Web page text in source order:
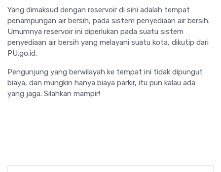
Yang dimaksud dengan reservoir di sini adalah tempat
penampungan air bersih, pada sistem penyediaan air bersih.
Umumnya reservoir ini diperlukan pada suatu sistem
penyediaan air bersih yang melayani suatu kota, dikutip dari
PU.go.id.
Pengunjung yang berwilayah ke tempat ini tidak dipungut
biaya, dan mungkin hanya biaya parkir, itu pun kalau ada
yang jaga. Silahkan mampir!